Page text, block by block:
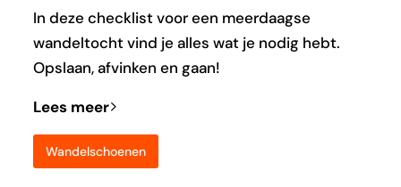
In deze checklist voor een meerdaagse
wandeltocht vind je alles wat je nodig hebt.
Opslaan, afvinken en gaan!
Lees meer
Wandelschoenen